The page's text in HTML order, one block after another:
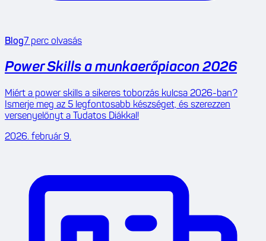
Blog7 perc olvasás
Power Skills a munkaerőpiacon 2026
Miért a power skills a sikeres toborzás kulcsa 2026-ban?
Ismerje meg az 5 legfontosabb készséget, és szerezzen
versenyelőnyt a Tudatos Diákkal!
2026. február 9.